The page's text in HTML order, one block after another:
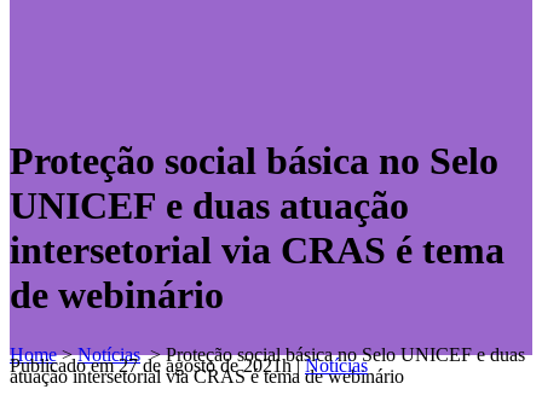
Proteção social básica no Selo
UNICEF e duas atuação
intersetorial via CRAS é tema
de webinário
Home>Notícias >Proteção social básica no Selo UNICEF e duas
atuação intersetorial via CRAS é tema de webinário
Publicado em 27 de agosto de 2021h|Notícias